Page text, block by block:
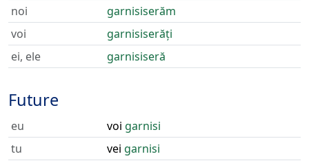
noi
garnisiserăm
voi
garnisiserăți
ei, ele
garnisiseră
Future
eu voi garnisi
tu
vei garnisi